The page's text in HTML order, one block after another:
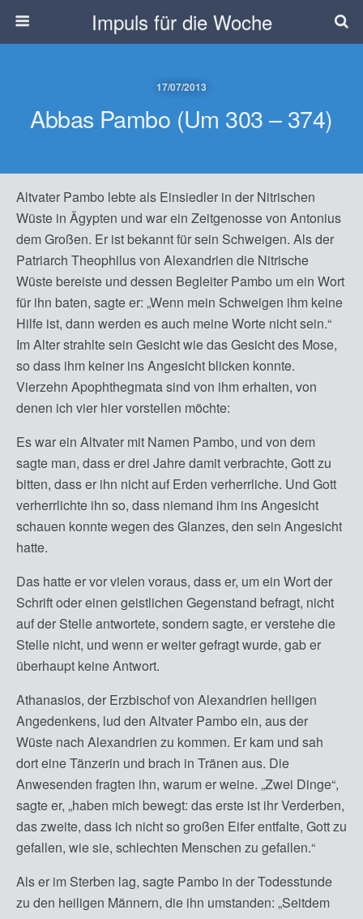
Impuls für die Woche
17/07/2013
Abbas Pambo (um 303 – 374)
Altvater Pambo lebte als Einsiedler in der Nitrischen
Wüste in Ägypten und war ein Zeitgenosse von Antonius
dem Großen. Er ist bekannt für sein Schweigen. Als der
Patriarch Theophilus von Alexandrien die Nitrische
Wüste bereiste und dessen Begleiter Pambo um ein Wort
für ihn baten, sagte er: „Wenn mein Schweigen ihm keine
Hilfe ist, dann werden es auch meine Worte nicht sein.“
Im Alter strahlte sein Gesicht wie das Gesicht des Mose,
so dass ihm keiner ins Angesicht blicken konnte.
Vierzehn Apophthegmata sind von ihm erhalten, von
denen ich vier hier vorstellen möchte:
Es war ein Altvater mit Namen Pambo, und von dem
sagte man, dass er drei Jahre damit verbrachte, Gott zu
bitten, dass er ihn nicht auf Erden verherrliche. Und Gott
verherrlichte ihn so, dass niemand ihm ins Angesicht
schauen konnte wegen des Glanzes, den sein Angesicht
hatte.
Das hatte er vor vielen voraus, dass er, um ein Wort der
Schrift oder einen geistlichen Gegenstand befragt, nicht
auf der Stelle antwortete, sondern sagte, er verstehe die
Stelle nicht, und wenn er weiter gefragt wurde, gab er
überhaupt keine Antwort.
Athanasios, der Erzbischof von Alexandrien heiligen
Angedenkens, lud den Altvater Pambo ein, aus der
Wüste nach Alexandrien zu kommen. Er kam und sah
dort eine Tänzerin und brach in Tränen aus. Die
Anwesenden fragten ihn, warum er weine. „Zwei Dinge“,
sagte er, „haben mich bewegt: das erste ist ihr Verderben,
das zweite, dass ich nicht so großen Eifer entfalte, Gott zu
gefallen, wie sie, schlechten Menschen zu gefallen.“
Als er im Sterben lag, sagte Pambo in der Todesstunde
zu den heiligen Männern, die ihn umstanden: „Seitdem